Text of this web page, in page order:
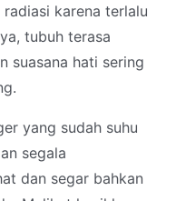
karena terlalu
tubuh terasa
suasana hati sering
yang sudah suhu
segala
dan segar bahkan